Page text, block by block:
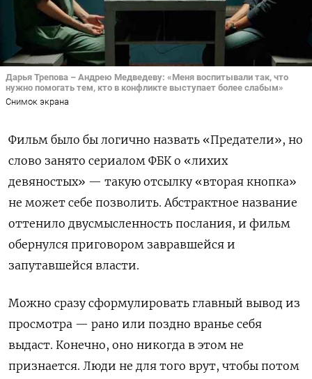
Дарья Трепова – Андрею Медведеву: «Меня воспитывали так, что
нужно помогать тем, кто в конфликте выступает более слабым»
Снимок экрана
Фильм было бы логично назвать «Предатели», но
слово занято сериалом ФБК о «лихих
девяностых» — такую отсылку «вторая кнопка»
не может себе позволить. Абстрактное название
оттенило двусмысленность послания, и фильм
обернулся приговором завравшейся и
запутавшейся власти.
Можно сразу сформулировать главный вывод из
просмотра — рано или поздно вранье себя
выдаст. Конечно, оно никогда в этом не
признается. Люди не для того врут, чтобы потом